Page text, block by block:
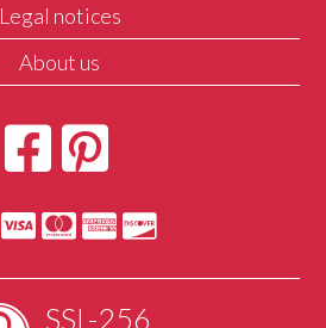
Legal notices
About us
SSL-256